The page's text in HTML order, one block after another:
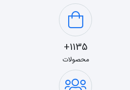
1135+
محصولات